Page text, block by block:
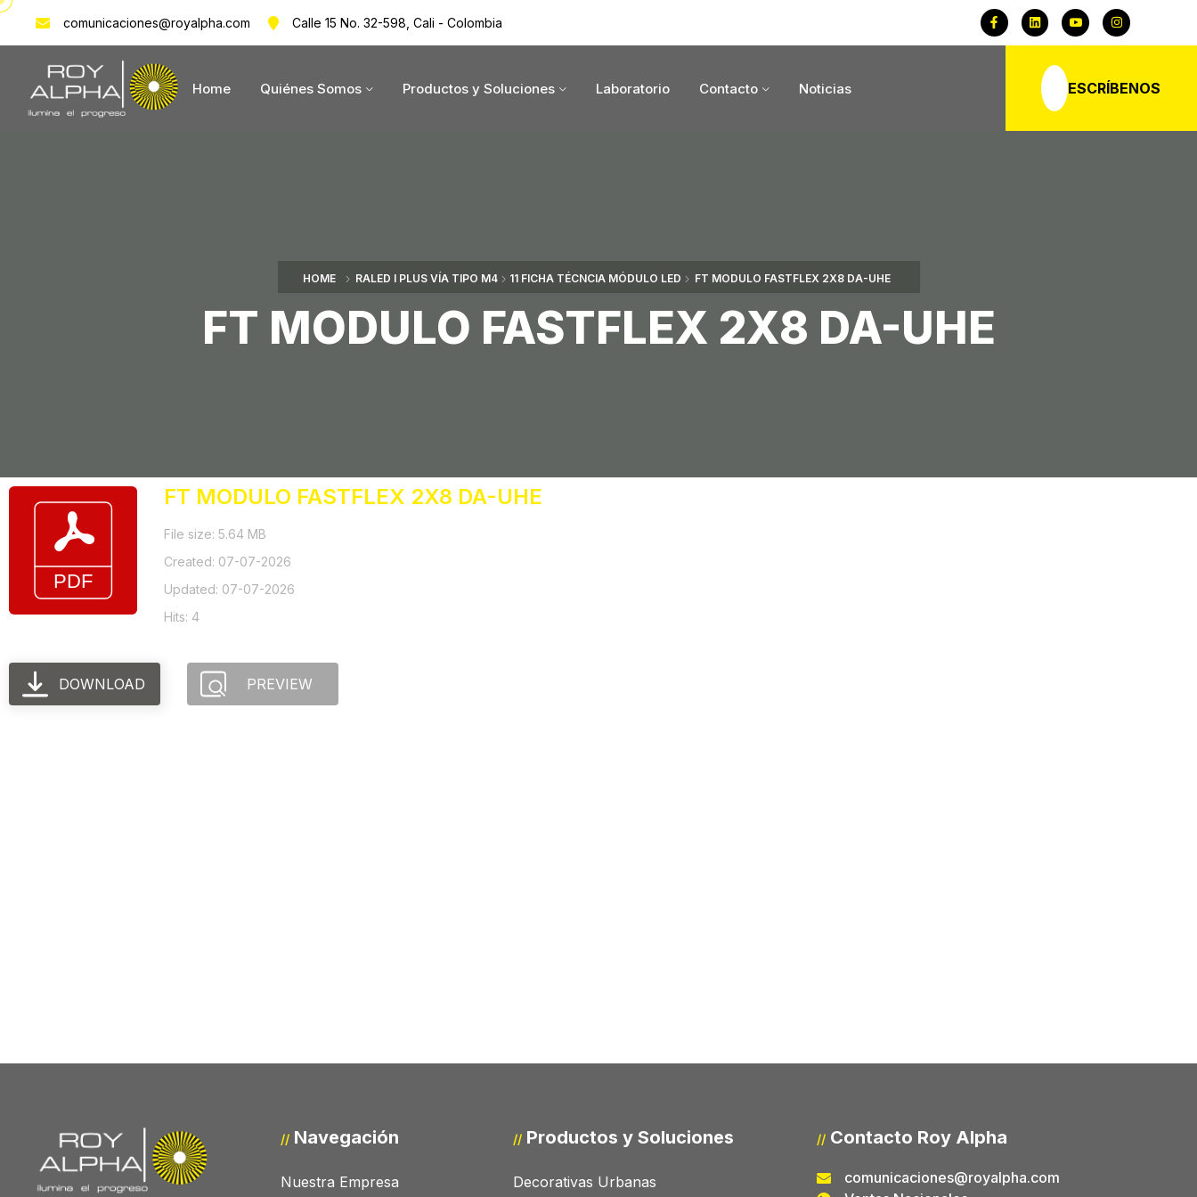
comunicaciones@royalpha.com Calle 15 No. 32-598, Cali - Colombia
Home Quiénes Somos Productos y Soluciones Laboratorio Contacto Noticias ESCRÍBENOS
HOME RALED I PLUS VÍA TIPO M4 11 FICHA TÉCNCIA MÓDULO LED FT MODULO FASTFLEX 2X8 DA-UHE
FT MODULO FASTFLEX 2X8 DA-UHE
FT MODULO FASTFLEX 2X8 DA-UHE
File size: 5.64 MB
Created: 07-07-2026
Updated: 07-07-2026
Hits: 4
DOWNLOAD PREVIEW
// Navegación
Nuestra Empresa
// Productos y Soluciones
Decorativas Urbanas
// Contacto Roy Alpha
comunicaciones@royalpha.com